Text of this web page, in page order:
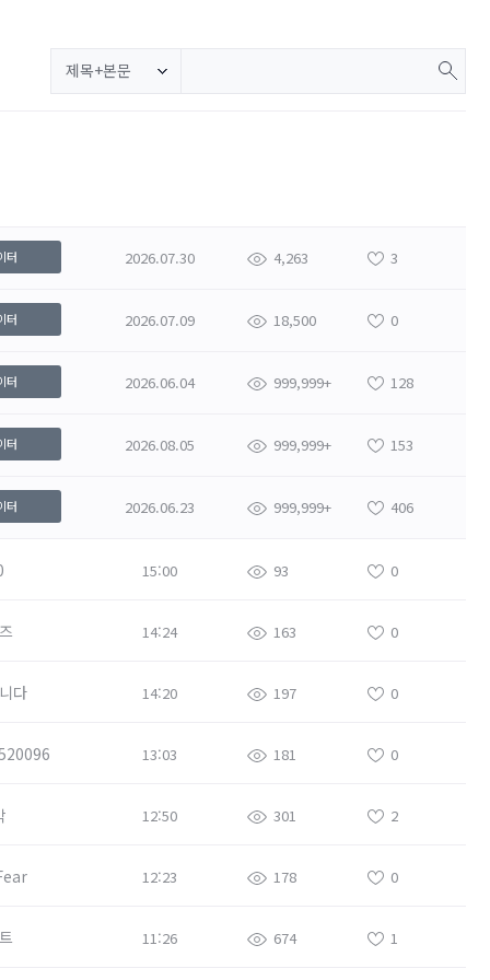
제목+본문
터 2026.07.30 4,263 3
터 2026.07.09 18,500 0
터 2026.06.04 999,999+ 128
터 2026.08.05 999,999+ 153
터 2026.06.23 999,999+ 406
15:00 93 0
14:24 163 0
다 14:20 197 0
13:03 181 0
12:50 301 2
12:23 178 0
11:26 674 1